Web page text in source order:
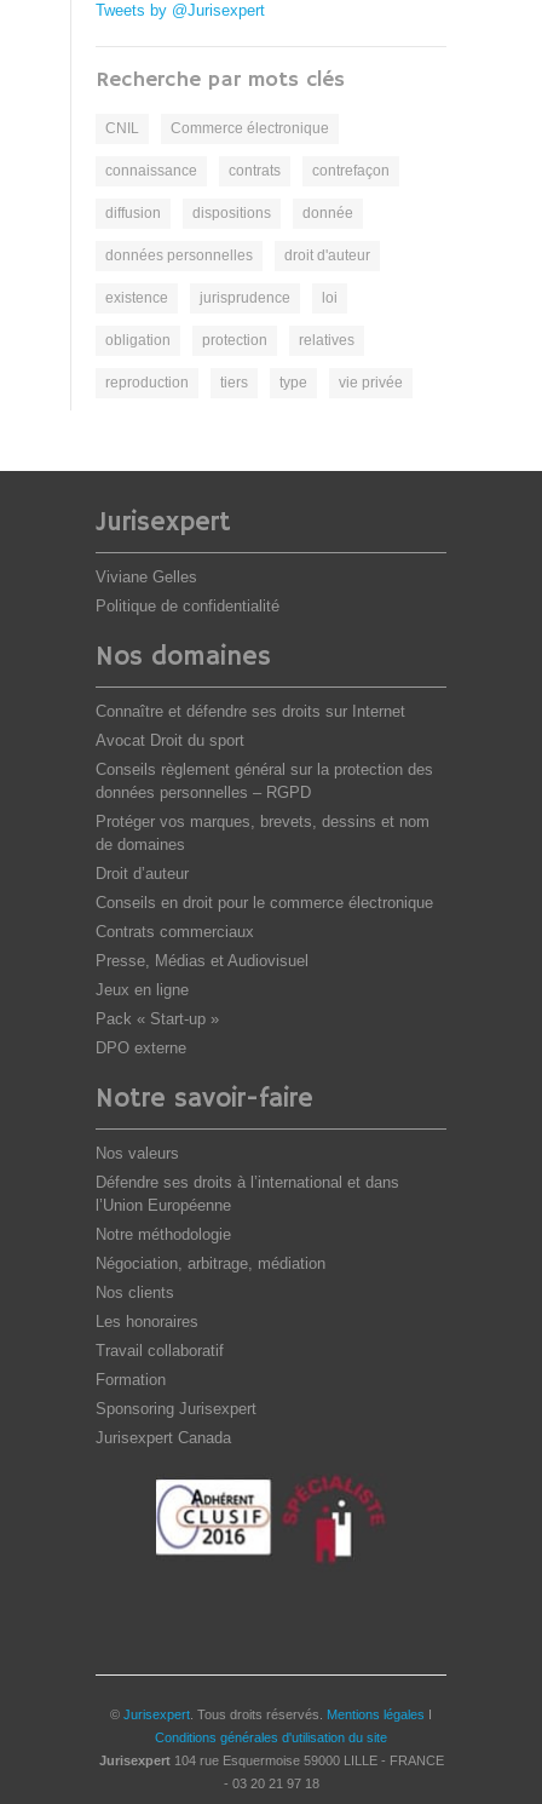
Tweets by @Jurisexpert
Recherche par mots clés
CNIL Commerce électronique
connaissance contrats contrefaçon
diffusion dispositions donnée
données personnelles droit d'auteur
existence jurisprudence loi
obligation protection relatives
reproduction tiers type vie privée
Jurisexpert
Viviane Gelles
Politique de confidentialité
Nos domaines
Connaître et défendre ses droits sur Internet
Avocat Droit du sport
Conseils règlement général sur la protection des
données personnelles – RGPD
Protéger vos marques, brevets, dessins et nom
de domaines
Droit d’auteur
Conseils en droit pour le commerce électronique
Contrats commerciaux
Presse, Médias et Audiovisuel
Jeux en ligne
Pack « Start-up »
DPO externe
Notre savoir-faire
Nos valeurs
Défendre ses droits à l’international et dans
l’Union Européenne
Notre méthodologie
Négociation, arbitrage, médiation
Nos clients
Les honoraires
Travail collaboratif
Formation
Sponsoring Jurisexpert
Jurisexpert Canada
© Jurisexpert . Tous droits réservés. Mentions légales I
Conditions générales d'utilisation du site
Jurisexpert 104 rue Esquermoise 59000 LILLE - FRANCE
- 03 20 21 97 18